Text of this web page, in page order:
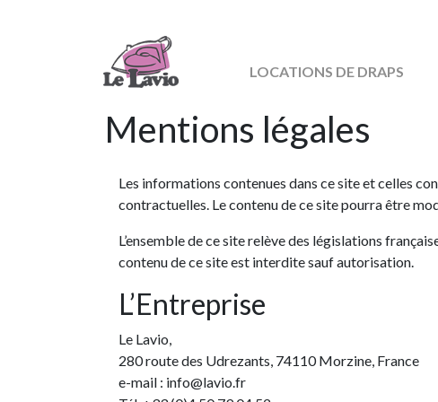
LOCATIONS DE DRAPS
Mentions légales
Les informations contenues dans ce site et celles
contractuelles. Le contenu de ce site pourra être
L’ensemble de ce site relève des législations
contenu de ce site est interdite sauf autorisation.
L’Entreprise
Le Lavio,
280 route des Udrezants, 74110 Morzine, France
e-mail : info@lavio.fr